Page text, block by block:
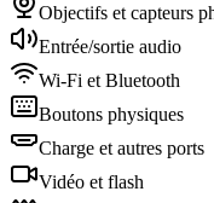
Objectifs et capteurs
Entrée/sortie audio
Wi-Fi et Bluetooth
Boutons physiques
Charge et autres ports
Vidéo et flash